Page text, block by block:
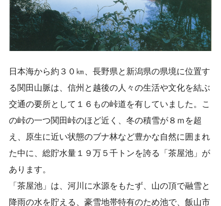
日本海から約３０㎞、長野県と新潟県の県境に位置す
る関田山脈は、信州と越後の人々の生活や文化を結ぶ
交通の要所として１６もの峠道を有していました。こ
の峠の一つ関田峠のほど近く、冬の積雪が８ｍを超
え、原生に近い状態のブナ林など豊かな自然に囲まれ
た中に、総貯水量１９万５千トンを誇る「茶屋池」が
あります。
「茶屋池」は、河川に水源をもたず、山の頂で融雪と
降雨の水を貯える、豪雪地帯特有のため池で、飯山市